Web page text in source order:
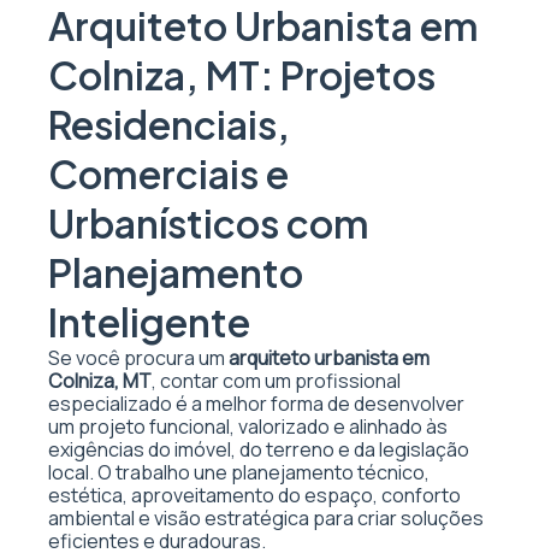
Arquiteto Urbanista em
Colniza, MT: Projetos
Residenciais,
Comerciais e
Urbanísticos com
Planejamento
Inteligente
Se você procura umarquiteto urbanista em
Colniza, MT, contar com um profissional
especializado é a melhor forma de desenvolver
um projeto funcional, valorizado e alinhado às
exigências do imóvel, do terreno e da legislação
local. O trabalho une planejamento técnico,
estética, aproveitamento do espaço, conforto
ambiental e visão estratégica para criar soluções
eficientes e duradouras.